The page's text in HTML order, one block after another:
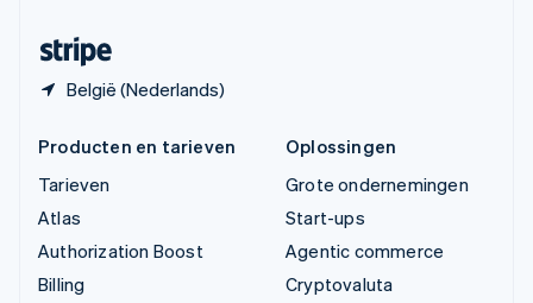
België (Nederlands)
Producten en tarieven
Tarieven
Atlas
Authorization Boost
Billing
Oplossingen
Grote ondernemingen
Start-ups
Agentic commerce
Cryptovaluta